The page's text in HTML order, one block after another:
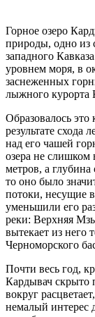
Горное озеро
природы, одно из
западного
уровнем моря, в
заснеженных
лыжного курорта
Образовалось это
результате
над его чашей
озера не слишком
метров, а
то оно было
потоки, несущие
уменьшили его
реки: Верхняя
вытекает из него
Черноморского
Почти весь год,
Кардывач скрыто
вокруг
немалый интерес